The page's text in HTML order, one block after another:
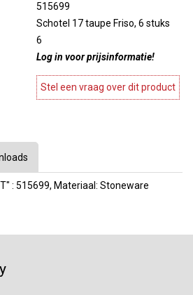
515699
Schotel 17 taupe Friso, 6 stuks
6
Log in voor prijsinformatie!
Stel een vraag over dit product
: 515699, Materiaal: Stoneware